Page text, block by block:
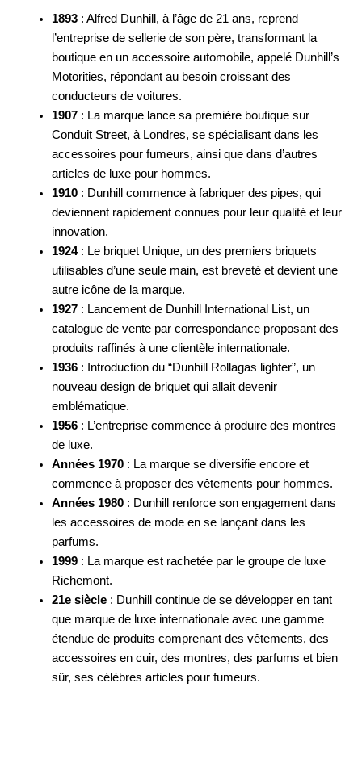
1893: Alfred Dunhill, à l’âge de 21 ans, reprend
l’entreprise de sellerie de son père, transformant la
boutique en un accessoire automobile, appelé Dunhill’s
Motorities, répondant au besoin croissant des
conducteurs de voitures.
1907: La marque lance sa première boutique sur
Conduit Street, à Londres, se spécialisant dans les
accessoires pour fumeurs, ainsi que dans d’autres
articles de luxe pour hommes.
1910: Dunhill commence à fabriquer des pipes, qui
deviennent rapidement connues pour leur qualité et leur
innovation.
1924: Le briquet Unique, un des premiers briquets
utilisables d’une seule main, est breveté et devient une
autre icône de la marque.
1927: Lancement de Dunhill International List, un
catalogue de vente par correspondance proposant des
produits raffinés à une clientèle internationale.
1936: Introduction du “Dunhill Rollagas lighter”, un
nouveau design de briquet qui allait devenir
emblématique.
1956: L’entreprise commence à produire des montres
de luxe.
Années 1970: La marque se diversifie encore et
commence à proposer des vêtements pour hommes.
Années 1980: Dunhill renforce son engagement dans
les accessoires de mode en se lançant dans les
parfums.
1999: La marque est rachetée par le groupe de luxe
Richemont.
21e siècle: Dunhill continue de se développer en tant
que marque de luxe internationale avec une gamme
étendue de produits comprenant des vêtements, des
accessoires en cuir, des montres, des parfums et bien
sûr, ses célèbres articles pour fumeurs.